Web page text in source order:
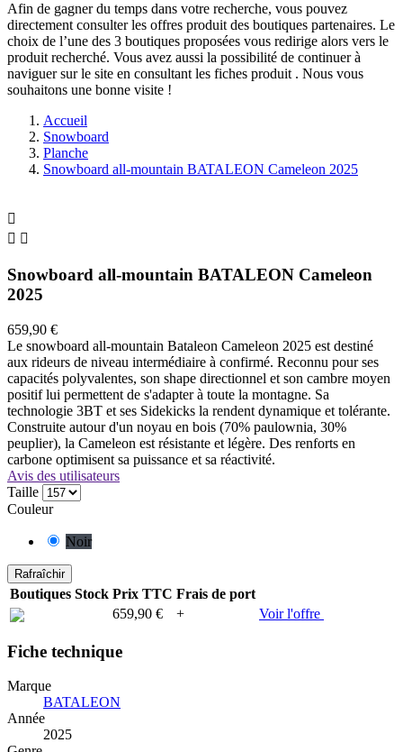
Afin de gagner du temps dans votre recherche, vous pouvez
directement consulter les offres produit des boutiques partenaires. Le
choix de l’une des 3 boutiques proposées vous redirige alors vers le
produit recherché. Vous avez aussi la possibilité de continuer à
naviguer sur le site en consultant les fiches produit . Nous vous
souhaitons une bonne visite !
Accueil
Snowboard
Planche
Snowboard all-mountain BATALEON Cameleon 2025

 
Snowboard all-mountain BATALEON Cameleon
2025
659,90 €
Le snowboard all-mountain Bataleon Cameleon 2025 est destiné
aux rideurs de niveau intermédiaire à confirmé. Reconnu pour ses
capacités polyvalentes, son shape directionnel et son cambre moyen
positif lui permettent de s'adapter à toute la montagne. Sa
technologie 3BT et ses Sidekicks la rendent dynamique et tolérante.
Construite autour d'un noyau en bois (70% paulownia, 30%
peuplier), la Cameleon est résistante et légère. Des renforts en
carbone optimisent sa puissance et sa réactivité.
Avis des utilisateurs
Taille
Couleur
Noir
Boutiques Stock Prix TTC Frais de port
659,90 €
+ Voir l'offre
Fiche technique
Marque
BATALEON
Année
2025